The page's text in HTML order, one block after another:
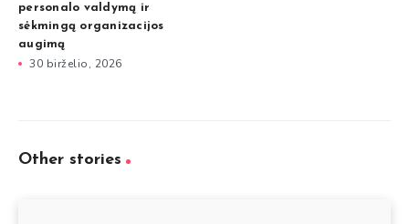
personalo valdymą ir
sėkmingą organizacijos
augimą
30 birželio, 2026
Other stories